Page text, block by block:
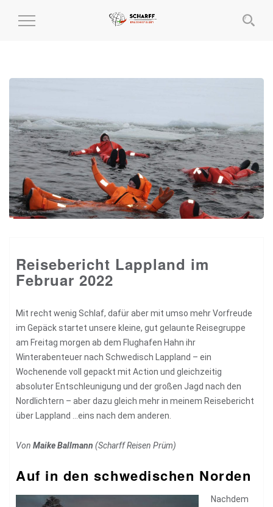
MENÜ
Reisebericht Lappland im
Februar 2022
Mit recht wenig Schlaf, dafür aber mit umso mehr Vorfreude
im Gepäck startet unsere kleine, gut gelaunte Reisegruppe
am Freitag morgen ab dem Flughafen Hahn ihr
Winterabenteuer nach Schwedisch Lappland – ein
Wochenende voll gepackt mit Action und gleichzeitig
absoluter Entschleunigung und der großen Jagd nach den
Nordlichtern – aber dazu gleich mehr in meinem Reisebericht
über Lappland …eins nach dem anderen.
Von Maike Ballmann (Scharff Reisen Prüm)
Auf in den schwedischen Norden
Nachdem